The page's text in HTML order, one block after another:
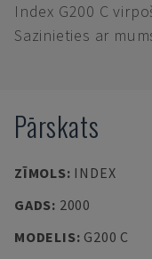
Index G200 C
Sazinieties ar
Pārskats
ZĪMOLS: INDEX
GADS: 2000
MODELIS: G200 C